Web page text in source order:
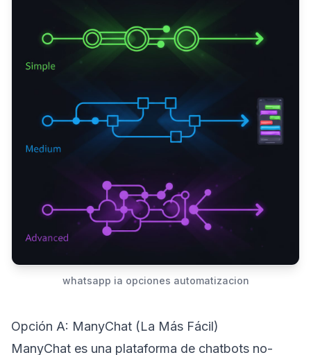
whatsapp ia opciones automatizacion
Opción A: ManyChat (La Más Fácil)
ManyChat es una plataforma de chatbots no-